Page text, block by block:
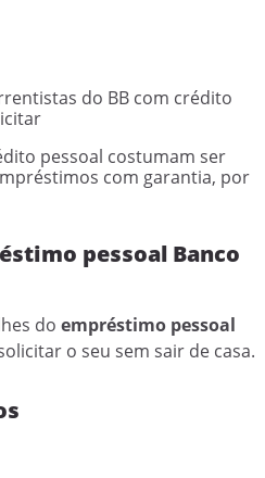
do BB com crédito
pessoal costumam ser
com garantia, por
pessoal Banco
do empréstimo pessoal
o seu sem sair de casa.